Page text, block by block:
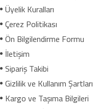
Üyelik Kuralları
Çerez Politikası
Ön Bilgilendirme Formu
İletişim
Sipariş Takibi
Gizlilik ve Kullanım Şartları
Kargo ve Taşıma Bilgileri